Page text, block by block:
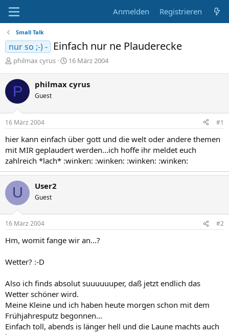
Anmelden Registrieren
Small Talk
nur so ;-) - Einfach nur ne Plauderecke
E
s
t
e
l
l
e
philmax cyrus
E
t
l
m
16 März 2004
P philmax cyrus
Guest
16 März 2004 #1
hier kann einfach über gott und die welt oder andere themen
mit MIR geplaudert werden...ich hoffe ihr meldet euch
zahlreich *lach* :winken: :winken: :winken: :winken:
U User2
Guest
16 März 2004 #2
Hm, womit fange wir an...?
Wetter? :-D
Also ich finds absolut suuuuuuper, daß jetzt endlich das
Wetter schöner wird.
Meine Kleine und ich haben heute morgen schon mit dem
Frühjahresputz begonnen...
Einfach toll, abends is länger hell und die Laune machts auch